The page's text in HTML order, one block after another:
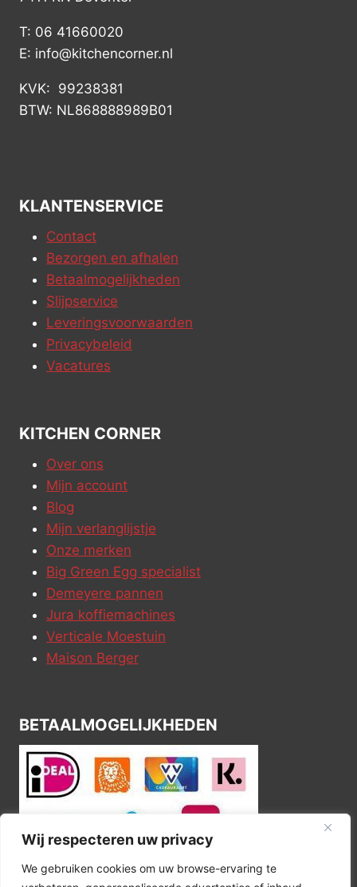
Wij respecteren uw privacy
We gebruiken cookies om uw browse-ervaring te
T: 06 41660020
E: info@kitchencorner.nl
KVK: 99238381
BTW: NL868888989B01
KLANTENSERVICE
Contact
Bezorgen en afhalen
Betaalmogelijkheden
Slijpservice
Leveringsvoorwaarden
Privacybeleid
Vacatures
KITCHEN CORNER
Over ons
Mijn account
Blog
Mijn verlanglijstje
Onze merken
Big Green Egg specialist
Demeyere pannen
Jura koffiemachines
Verticale Moestuin
Maison Berger
BETAALMOGELIJKHEDEN